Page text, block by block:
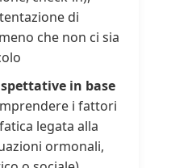
di
che non ci sia
in base
i fattori
legata alla
ormonali,